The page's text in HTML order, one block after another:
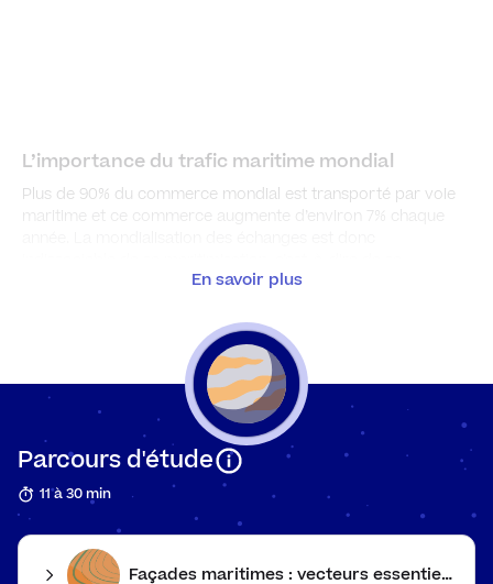
L’importance du trafic maritime mondial
Plus de 90% du commerce mondial est transporté par voie
maritime et ce commerce augmente d’environ 7% chaque
circulation sur les mers et les océans.
Les coûts et les temps de transport ont énormément
diminué grâce à diverses évolutions techniques : on parle
alors d’une révolution des transports maritimes (RTM). Les
navires deviennent plus gros et se spécialisent pour la
plupart (porte-conteneurs, méthanier, pétrolier…)
Exemple
Maersk (Danemark) ou CMA CGM (France), de grandes
En savoir plus
Parcours d'étude
11 à 30 min
Façades maritimes : vecteurs essentiels de la mondialisation